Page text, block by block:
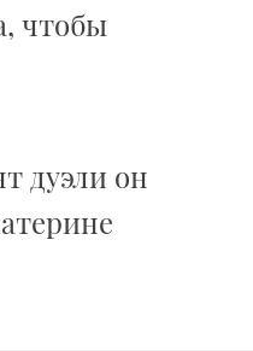
чтобы
дуэли он